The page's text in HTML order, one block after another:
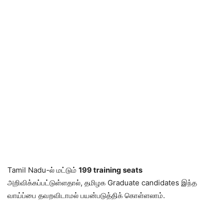
Tamil Nadu-ல் மட்டும் 199 training seats
அறிவிக்கப்பட்டுள்ளதால், தமிழக Graduate candidates இந்த
வாய்ப்பை தவறவிடாமல் பயன்படுத்திக் கொள்ளலாம்.